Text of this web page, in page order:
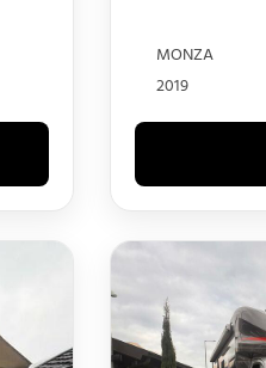
MONZA
2019